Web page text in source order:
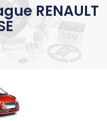
RENAULT